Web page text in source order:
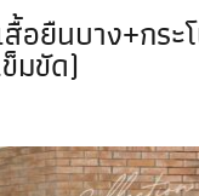
สื้อยืนบาง+กระ
มขัด)